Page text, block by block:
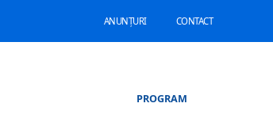
ANUNȚURI CONTACT
PROGRAM